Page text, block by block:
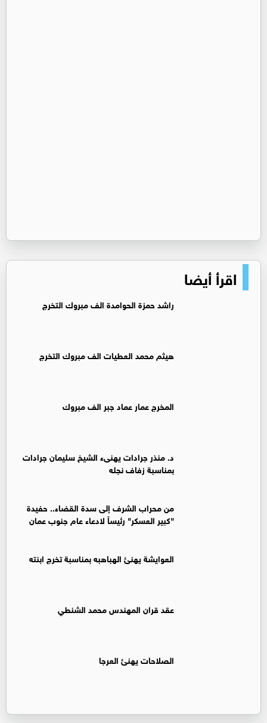
اقرأ أيضا
راشد حمزة الحوامدة الف مبروك التخرج
هيثم محمد العطيات الف مبروك التخرج
المخرج عمار عماد جبر الف مبروك
د. منذر جرادات يهنىء الشيخ سليمان جرادات
بمناسبة زفاف نجله
من محراب الشرف إلى سدة القضاء.. حفيدة
"كبير العسكر" رئيساً لادعاء عام جنوب عمان
العوايشة يهنئ الهباهبه بمناسبة تخرج ابنته
عقد قران المهندس محمد الشنطي
الصلاحات يهنئ العرجا